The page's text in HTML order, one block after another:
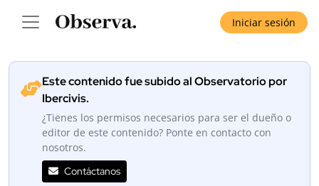
Iniciar sesión
Este contenido fue subido al Observatorio por
Ibercivis.
¿Tienes los permisos necesarios para ser el dueño o
editor de este contenido? Ponte en contacto con
nosotros.
Contáctanos